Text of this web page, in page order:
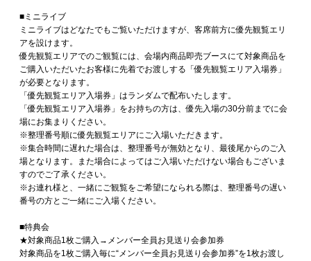
■ミニライブ
ミニライブはどなたでもご覧いただけますが、客席前方に優先観覧エリ
アを設けます。
優先観覧エリアでのご観覧には、会場内商品即売ブースにて対象商品を
ご購入いただいたお客様に先着でお渡しする「優先観覧エリア入場券」
が必要となります。
「優先観覧エリア入場券」はランダムで配布いたします。
「優先観覧エリア入場券」をお持ちの方は、優先入場の30分前までに会
場にお集まりください。
※整理番号順に優先観覧エリアにご入場いただきます。
※集合時間に遅れた場合は、整理番号が無効となり、最後尾からのご入
場となります。また場合によってはご入場いただけない場合もございま
すのでご了承ください。
※お連れ様と、一緒にご観覧をご希望になられる際は、整理番号の遅い
番号の方とご一緒にご入場ください。
■特典会
★対象商品1枚ご購入→メンバー全員お見送り会参加券
対象商品を1枚ご購入毎に“メンバー全員お見送り会参加券”を1枚お渡し